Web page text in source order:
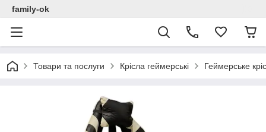
family-ok
Товари та послуги Крісла геймерські Геймерське